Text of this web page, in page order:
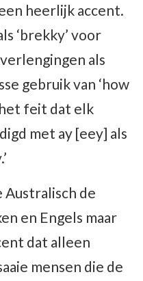
heerlijk accent.
‘brekky’ voor
als
gebruik van ‘how
het feit dat elk
met ay [eey] als
Australisch de
en Engels maar
dat alleen
mensen die de